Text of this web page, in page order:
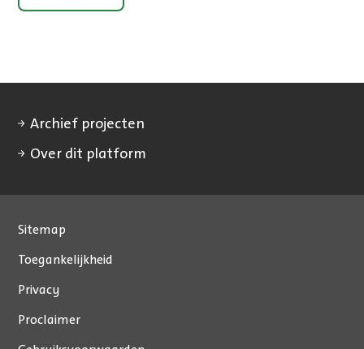
Archief projecten
Over dit platform
Sitemap
Toegankelijkheid
Privacy
Proclaimer